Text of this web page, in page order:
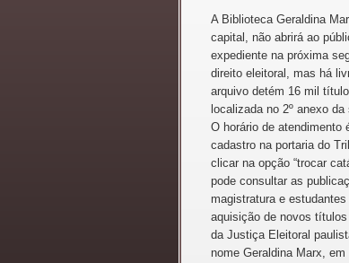
A Biblioteca Geraldina
capital, não abrirá ao
expediente na próxima
direito eleitoral, mas há
arquivo detém 16 mil
localizada no 2º anexo
O horário de atendimento
cadastro na portaria do
clicar na opção “trocar
pode consultar as
magistratura e
aquisição de novos
da Justiça Eleitoral
nome Geraldina Marx,